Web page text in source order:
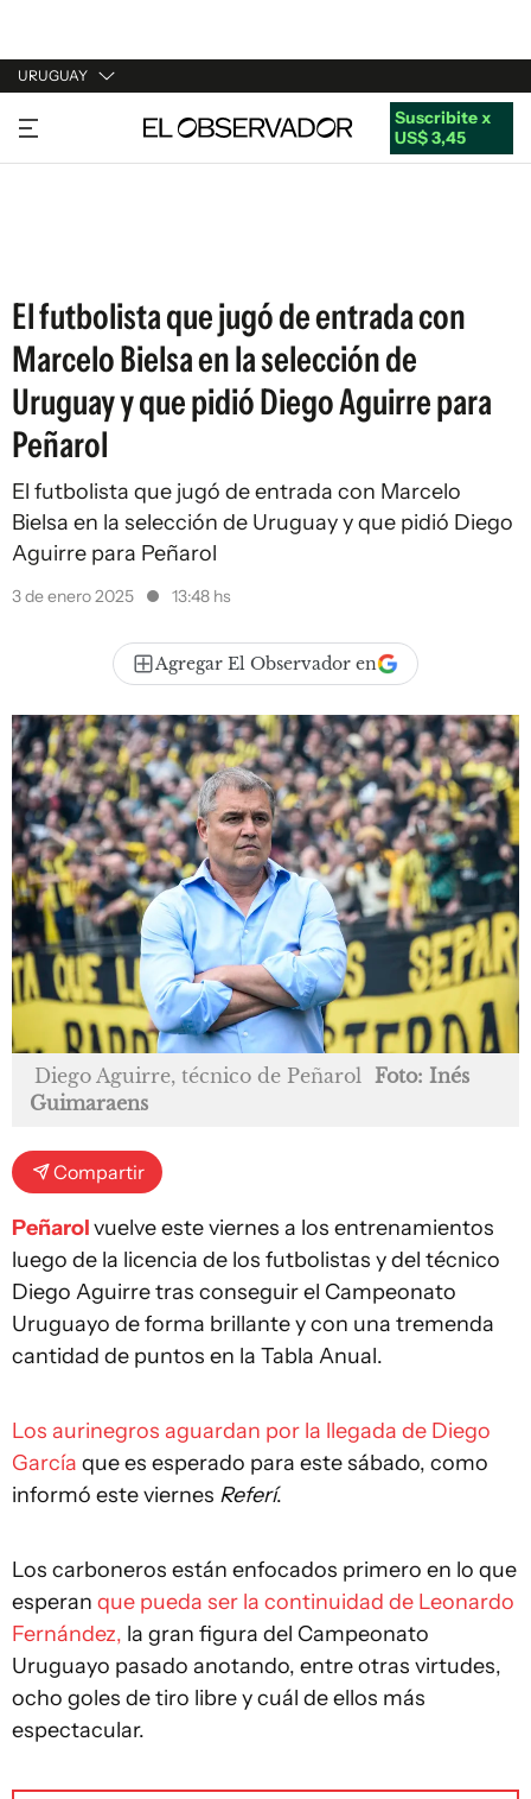
URUGUAY
URUGUAY
ARGENTINA
Suscribite x
US$ 3,45
El futbolista que jugó de entrada con
Marcelo Bielsa en la selección de
Uruguay y que pidió Diego Aguirre para
Peñarol
El futbolista que jugó de entrada con Marcelo
Bielsa en la selección de Uruguay y que pidió Diego
Aguirre para Peñarol
3 de enero 2025 13:48 hs
Agregar El Observador en
Diego Aguirre, técnico de Peñarol Foto: Inés
Guimaraens
Compartir
Peñarolvuelve este viernes a los entrenamientos
luego de la licencia de los futbolistas y del técnico
Diego Aguirre tras conseguir el Campeonato
Uruguayo de forma brillante y con una tremenda
cantidad de puntos en la Tabla Anual.
Los aurinegros aguardan por la llegada de Diego
García que es esperado para este sábado, como
informó este viernes Referí.
Los carboneros están enfocados primero en lo que
esperan que pueda ser la continuidad de Leonardo
Fernández, la gran figura del Campeonato
Uruguayo pasado anotando, entre otras virtudes,
ocho goles de tiro libre y cuál de ellos más
espectacular.